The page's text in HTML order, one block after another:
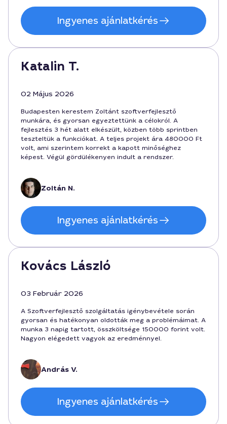
Ingyenes ajánlatkérés
Katalin T.
02 Május 2026
Budapesten kerestem Zoltánt szoftverfejlesztő
munkára, és gyorsan egyeztettünk a célokról. A
fejlesztés 3 hét alatt elkészült, közben több sprintben
teszteltük a funkciókat. A teljes projekt ára 480000 Ft
volt, ami szerintem korrekt a kapott minőséghez
képest. Végül gördülékenyen indult a rendszer.
Zoltán N.
Ingyenes ajánlatkérés
Kovács László
03 Február 2026
A Szoftverfejlesztő szolgáltatás igénybevétele során
gyorsan és hatékonyan oldották meg a problémáimat. A
munka 3 napig tartott, összköltsége 150000 forint volt.
Nagyon elégedett vagyok az eredménnyel.
András V.
Ingyenes ajánlatkérés